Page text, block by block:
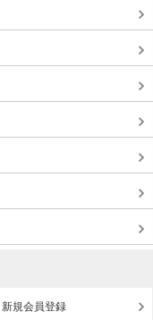
規会員登録